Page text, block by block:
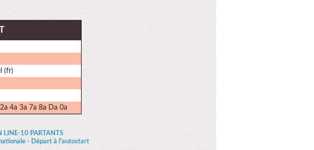
(fr)
4a 3a 7a 8a Da 0a
10 PARTANTS
- Départ à l'autostart